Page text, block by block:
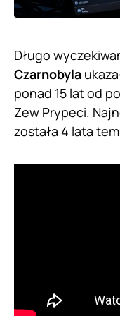
Długo
Czarnobyla
ponad 15 lat od
Zew Prypeci.
została 4 lata